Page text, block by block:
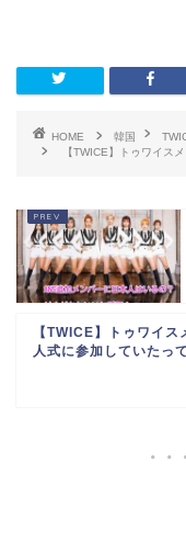
HOME 韓国
【TWICE】トゥワイス
【TWICE】トゥワイ
人式に参加していたっ